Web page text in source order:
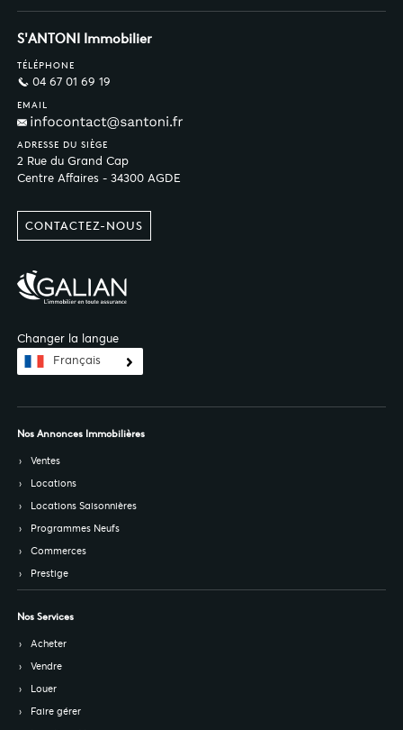
S'ANTONI Immobilier
TÉLÉPHONE
04 67 01 69 19
EMAIL
ADRESSE DU SIÈGE
2 Rue du Grand Cap
Centre Affaires - 34300 AGDE
CONTACTEZ-NOUS
Changer la langue
Français
Nos Annonces Immobilières
Ventes
Locations
Locations Saisonnières
Programmes Neufs
Commerces
Prestige
Nos Services
Acheter
Vendre
Louer
Faire gérer